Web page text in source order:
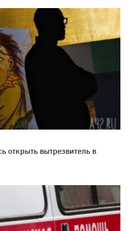
открыть вытрезвитель в